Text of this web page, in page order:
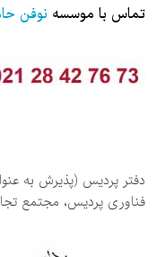
تماس با موسسه نوفن
دفتر پردیس (پذیرش به
فناوری پردیس، مجتمع